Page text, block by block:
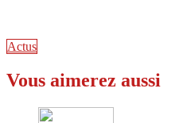
Actus
Vous aimerez aussi